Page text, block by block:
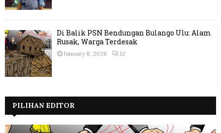
Di Balik PSN Bendungan Bulango Ulu: Alam
Rusak, Warga Terdesak
January 8, 2026 12
PILIHAN EDITOR